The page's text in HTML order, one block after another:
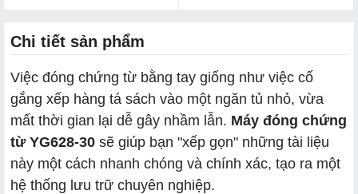
Chi tiết sản phẩm
Việc đóng chứng từ bằng tay giống như việc cố
gắng xếp hàng tá sách vào một ngăn tủ nhỏ, vừa
mất thời gian lại dễ gây nhầm lẫn. Máy đóng chứng
từ YG628-30 sẽ giúp bạn "xếp gọn" những tài liệu
này một cách nhanh chóng và chính xác, tạo ra một
hệ thống lưu trữ chuyên nghiệp.